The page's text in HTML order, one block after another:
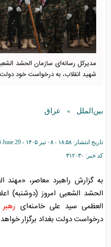
مدیرکل رسانه‌ای سازمان الحشد
شهید انقلاب، به درخواست خود
بین‌الملل » عراق
تاریخ انتشار: ۱۸:۵۸ - ۰۸ تير ۱۴۰۵ -
June 29
کد خبر: ۳۱۲۰۳۰
به گزارش راهبرد معاصر، «مهند
الحشد الشعبی امروز (دوشنبه)
العظمی سید علی خامنه‌ای
درخواست دولت بغداد برگزار